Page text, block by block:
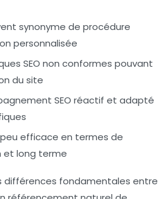
synonyme de procédure
personnalisée
SEO non conformes pouvant
du site
SEO réactif et adapté
efficace en termes de
et long terme
différences fondamentales entre